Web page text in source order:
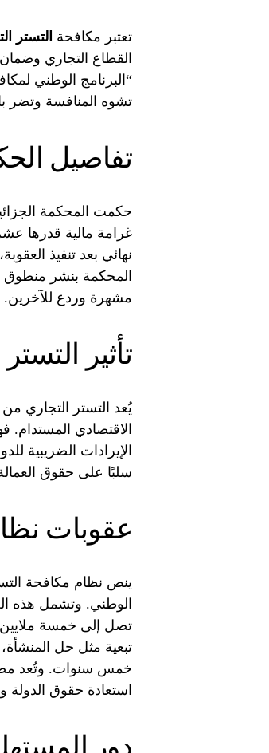
تعتبر مكافحة التستر
القطاع التجاري
“البرنامج الوطني
تشوه المنافسة وتضر
تفاصيل
حكمت المحكمة
غرامة مالية قدرها
نهائي بعد تنفيذ
المحكمة بنشر
مشهرة وردع للآخرين.
تأثير
يُعد التستر التجاري
الاقتصادي
الإيرادات الضريبية
سلبًا على حقوق
عقوبات
ينص نظام مكافحة
الوطني. وتشمل هذه
تصل إلى خمسة ملايين
تبعية مثل حل
خمس سنوات. وتُعد
استعادة حقوق الدولة
دور